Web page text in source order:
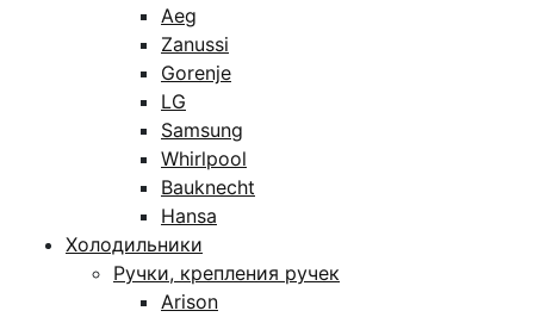
Aeg
Zanussi
Gorenje
LG
Samsung
Whirlpool
Bauknecht
Hansa
Холодильники
Ручки, крепления ручек
Arison